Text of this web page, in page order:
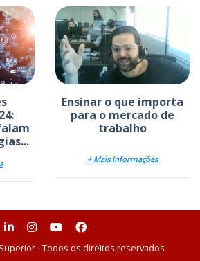
Ensinar o que importa
para o mercado de
trabalho
+ Mais Informações
- Todos os direitos reservados